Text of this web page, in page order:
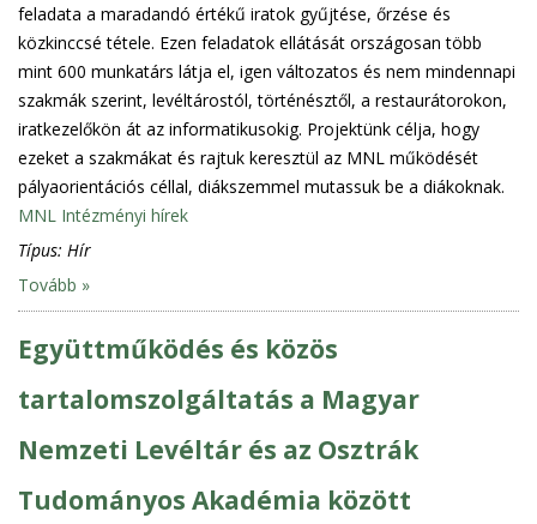
feladata a maradandó értékű iratok gyűjtése, őrzése és
közkinccsé tétele. Ezen feladatok ellátását országosan több
mint 600 munkatárs látja el, igen változatos és nem mindennapi
szakmák szerint, levéltárostól, történésztől, a restaurátorokon,
iratkezelőkön át az informatikusokig. Projektünk célja, hogy
ezeket a szakmákat és rajtuk keresztül az MNL működését
pályaorientációs céllal, diákszemmel mutassuk be a diákoknak.
MNL Intézményi hírek
Típus: Hír
Tovább »
Együttműködés és közös
tartalomszolgáltatás a Magyar
Nemzeti Levéltár és az Osztrák
Tudományos Akadémia között